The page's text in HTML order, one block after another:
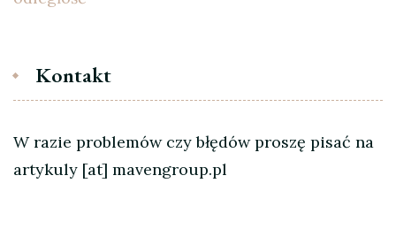
Kontakt
W razie problemów czy błędów proszę pisać na
artykuly [at] mavengroup.pl